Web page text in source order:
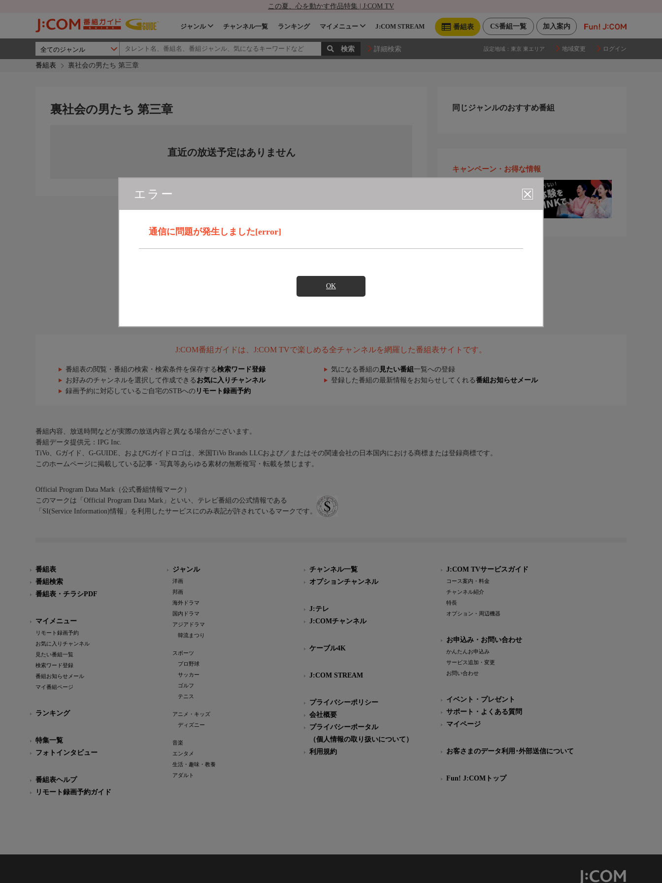
この夏、心を動かす作品特集 | J:COM TV
加入案内
CS番組一覧
番組表
ジャンル チャンネル一覧 ランキング マイメニュー J:COM STREAM
詳細検索 設定地域： 東京 東エリア 地域変更 ログイン
番組表 裏社会の男たち 第三章
エラー
通信に問題が発生しました[error]
OK
裏社会の男たち 第三章
直近の放送予定はありません
同じジャンルのおすすめ番組
キャンペーン・お得な情報
J:COM番組ガイドは、J:COM TVで楽しめる全チャンネルを網羅した番組表サイトです。
番組表の閲覧・番組の検索・検索条件を保存する検索ワード登録 気になる番組の 見たい番組 一覧への登録
お好みのチャンネルを選択して作成できる お気に入りチャンネル 登録した番組の最新情報をお知らせしてくれる番組お知らせメール
録画予約に対応しているご自宅のSTBへの リモート録画予約
番組内容、放送時間などが実際の放送内容と異なる場合がございます。
番組データ提供元：IPG Inc.
TiVo、Gガイド、G-GUIDE、およびGガイドロゴは、米国TiVo Brands LLCおよび／またはその関連会社の日本国内における商標または登録商標です。
このホームページに掲載している記事・写真等あらゆる素材の無断複写・転載を禁じます。
Official Program Data Mark（公式番組情報マーク）
このマークは「Official Program Data Mark」といい、テレビ番組の公式情報である
「SI(Service Information)情報」を利用したサービスにのみ表記が許されているマークです。
番組表
番組検索
番組表・チラシPDF
マイメニュー
リモート録画予約
お気に入りチャンネル
見たい番組一覧
検索ワード登録
番組お知らせメール
マイ番組ページ
ランキング
特集一覧
フォトインタビュー
番組表ヘルプ
リモート録画予約ガイド
ジャンル
洋画
邦画
海外ドラマ
国内ドラマ
アジアドラマ
韓流まつり
スポーツ
プロ野球
サッカー
ゴルフ
テニス
アニメ・キッズ
ディズニー
音楽
エンタメ
生活・趣味・教養
アダルト
チャンネル一覧
オプションチャンネル
J:テレ
J:COMチャンネル
ケーブル4K
J:COM STREAM
プライバシーポリシー
会社概要
プライバシーポータル
（個人情報の取り扱いについて）
利用規約
J:COM TVサービスガイド
コース案内・料金
チャンネル紹介
特長
オプション・周辺機器
お申込み・お問い合わせ
かんたんお申込み
サービス追加・変更
お問い合わせ
イベント・プレゼント
サポート・よくある質問
マイページ
お客さまのデータ利用･外部送信について
Fun! J:COMトップ